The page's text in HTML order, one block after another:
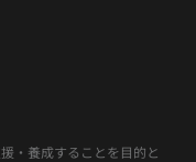
・養成することを目的と